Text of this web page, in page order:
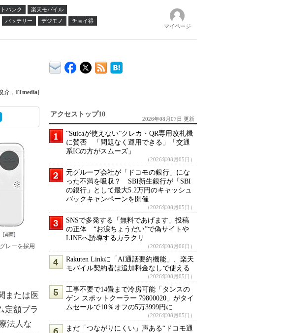
バンク
楽天モバイル
バッテリー デジモノ
チョイ得
マイページ
介， ITmedia]
レーを採用
または医
定額プラ
法人な
アクセストップ10
2026年08月07日 更新
“Suicaが使えない”クレカ・QR専用改札機
に賛否 「問題なく運用できる」「交通
系ICの方がスムーズ」
（2026年08月05日）
元グループ会社が「ドコモの銀行」にな
った不満を吸収？ SBI新生銀行が「SBI
の銀行」として最大5.2万円のキャッシュ
バックキャンペーンを開催
（2026年08月05日）
SNSで多発する「無料であげます」投稿
の正体 “お涙ちょうだい”で偽サイトや
LINEへ誘導するカラクリ
（2026年08月06日）
Rakuten Linkに「AI通話要約機能」、楽天
モバイル契約者は追加料金なしで使える
（2026年08月05日）
工事不要で14畳まで冷房可能「タンスの
ゲン スポットクーラー 79800020」がタイ
ムセールで10％オフの5万3999円に
（2026年08月05日）
まだ「つながりにくい」声ある“ドコモ通